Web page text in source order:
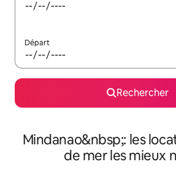
Départ
Rechercher
Mindanao&nbsp;: les
de mer les mieux